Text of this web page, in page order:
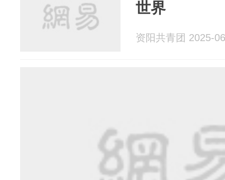
世界
资阳共青团 2025-